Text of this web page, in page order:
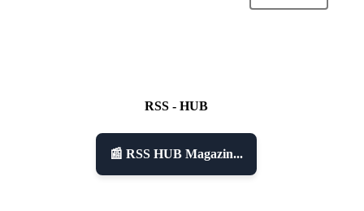
RSS - HUB
📰 RSS HUB Magazin...